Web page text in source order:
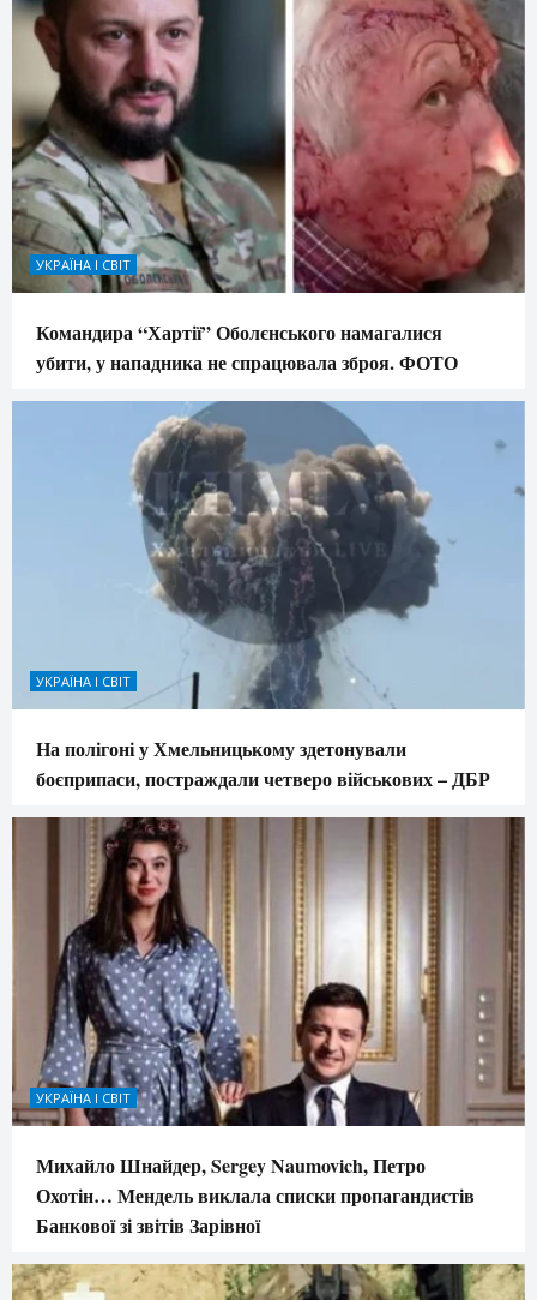
УКРАЇНА І СВІТ
Командира “Хартії” Оболєнського намагалися
убити, у нападника не спрацювала зброя. ФОТО
УКРАЇНА І СВІТ
На полігоні у Хмельницькому здетонували
боєприпаси, постраждали четверо військових – ДБР
УКРАЇНА І СВІТ
Михайло Шнайдер, Sergey Naumovich, Петро
Охотін… Мендель виклала списки пропагандистів
Банкової зі звітів Зарівної